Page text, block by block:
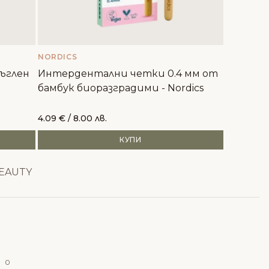
NORDICS
Интердентални четки 0.4 мм от
бамбук биоразградими - Nordics
4.09 € / 8.00 лв.
КУПИ
0